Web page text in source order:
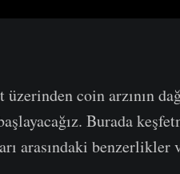
coin arzının
Burada
arasındaki benzerlikler